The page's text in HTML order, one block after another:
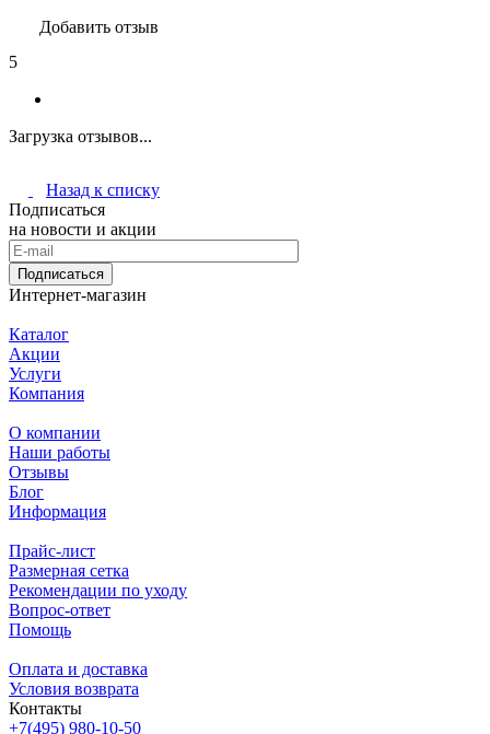
Загрузка отзывов...
5
Добавить отзыв
Назад к списку
Подписаться
на новости и акции
Подписаться
Интернет-магазин
Каталог
Акции
Услуги
Компания
О компании
Наши работы
Отзывы
Блог
Информация
Прайс-лист
Размерная сетка
Рекомендации по уходу
Вопрос-ответ
Помощь
Оплата и доставка
Условия возврата
Контакты
+7(495) 980-10-50